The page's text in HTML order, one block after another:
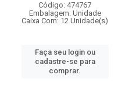
Código: 474767
Embalagem: Unidade
Caixa Com: 12 Unidade(s)
Faça seu login ou
cadastre-se para
comprar.